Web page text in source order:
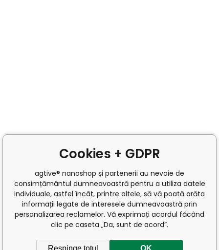
Cookies + GDPR
agtive® nanoshop și partenerii au nevoie de
consimțământul dumneavoastră pentru a utiliza datele
individuale, astfel încât, printre altele, să vă poată arăta
informații legate de interesele dumneavoastră prin
personalizarea reclamelor. Vă exprimați acordul făcând
clic pe caseta „Da, sunt de acord”.
Respinge totul OK